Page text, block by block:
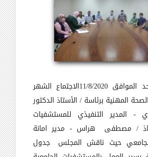
الموافق 11/8/2020الاجتماع الشهر
المهنية برئاسة / الأستاذ الدكتور
- المدير التنفيذي للمستشفيات
/ مصطفى
هراس - مدير امانة
حيث ناقش المجلس
جدول